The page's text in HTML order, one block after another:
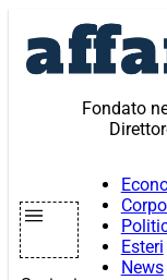
contenuto
Fondato
Esteri
News